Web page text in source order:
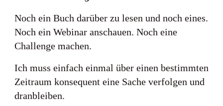
Noch ein Buch darüber zu lesen und noch eines.
Noch ein Webinar anschauen. Noch eine
Challenge machen.
Ich muss einfach einmal über einen bestimmten
Zeitraum konsequent eine Sache verfolgen und
dranbleiben.